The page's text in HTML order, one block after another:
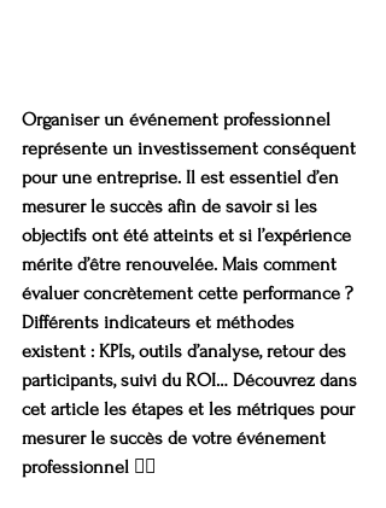
Organiser un événement professionnel
représente un investissement conséquent
pour une entreprise. Il est essentiel d’en
mesurer le succès afin de savoir si les
objectifs ont été atteints et si l’expérience
mérite d’être renouvelée. Mais comment
évaluer concrètement cette performance ?
Différents indicateurs et méthodes
existent : KPIs, outils d’analyse, retour des
participants, suivi du ROI… Découvrez dans
cet article les étapes et les métriques pour
mesurer le succès de votre événement
professionnel 👇🏼